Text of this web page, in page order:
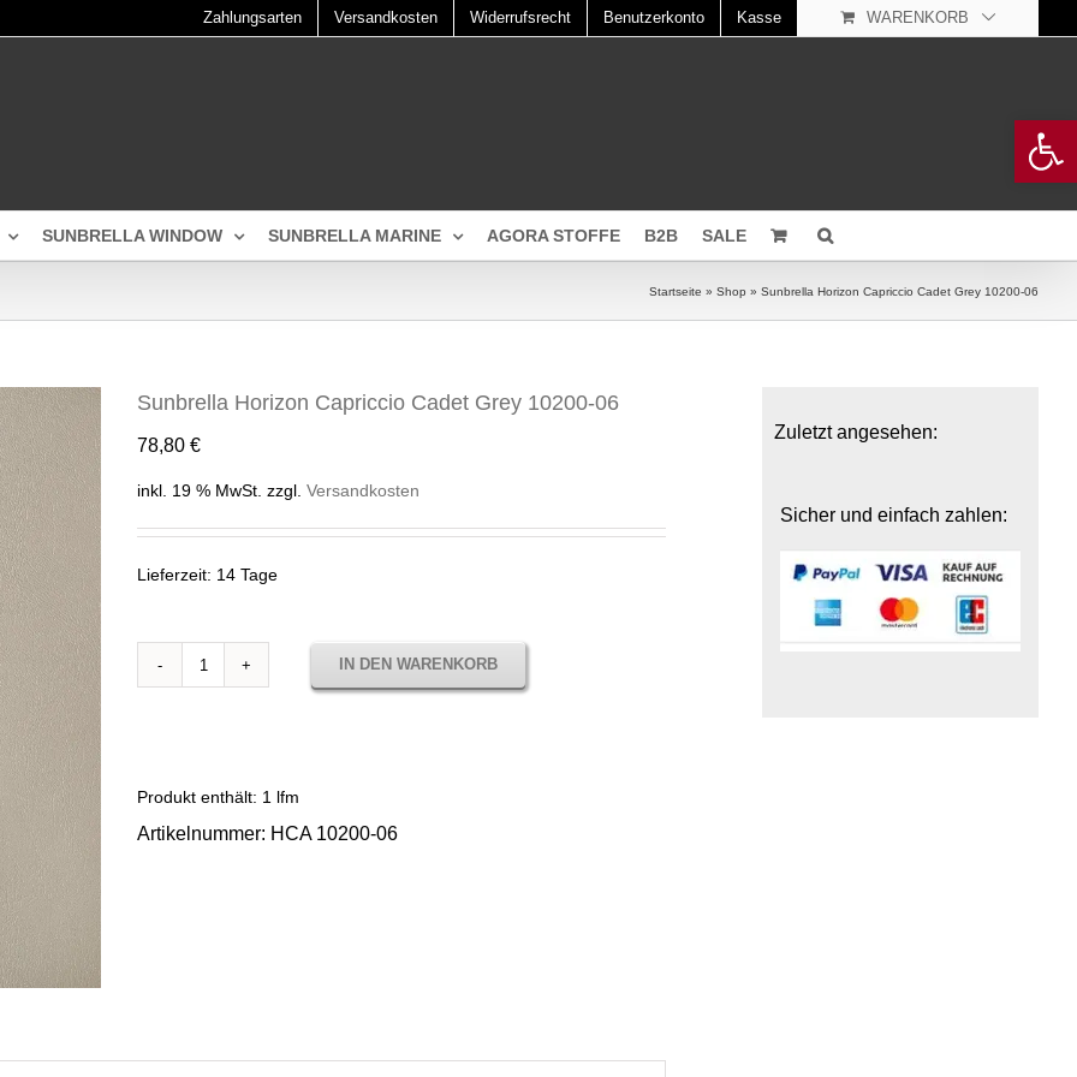
Zahlungsarten Versandkosten Widerrufsrecht Benutzerkonto Kasse WARENKORB
SUNBRELLA WINDOW SUNBRELLA MARINE AGORA STOFFE B2B SALE
Startseite » Shop » Sunbrella Horizon Capriccio Cadet Grey 10200-06
Sunbrella Horizon Capriccio Cadet Grey 10200-06
78,80 €
inkl. 19 % MwSt. zzgl. Versandkosten
Lieferzeit: 14 Tage
Sunbrella
Grey
IN DEN WARENKORB
Produkt enthält: 1 lfm
Artikelnummer: HCA 10200-06
Zuletzt angesehen:
Sicher und einfach zahlen: